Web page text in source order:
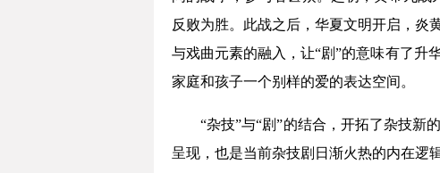
反败为胜。此战之后，华夏文明开启，炎
与戏曲元素的融入，让“剧”的意味有了升
家庭和孩子一个别样的爱的表达空间。
“杂技”与“剧”的结合，开拓了杂技新
呈现，也是当前杂技剧日渐火热的内在逻